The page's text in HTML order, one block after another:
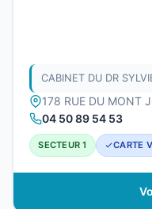
CABINET DU DR
178 RUE DU MONT
04 50 89 54 53
SECTEUR 1 CARTE